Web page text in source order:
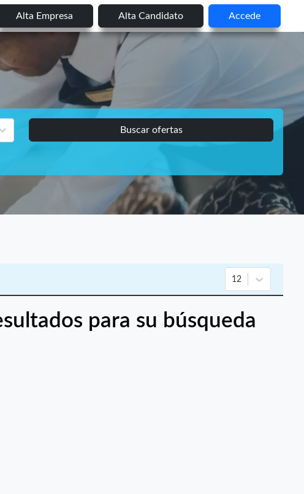
Alta Empresa Alta Candidato Accede
Buscar ofertas
12
para su búsqueda